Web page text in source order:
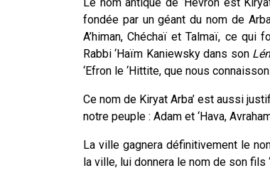
Le nom antique de ‘Hévron est
fondée par un géant du nom de
A’himan, Chéchaï et Talmaï, ce
Rabbi ‘Haïm Kaniewsky dans son
‘Efron le ‘Hittite, que nous
Ce nom de Kiryat Arba’ est aussi
notre peuple : Adam et ‘Hava,
La ville gagnera définitivement le
la ville, lui donnera le nom de son fils